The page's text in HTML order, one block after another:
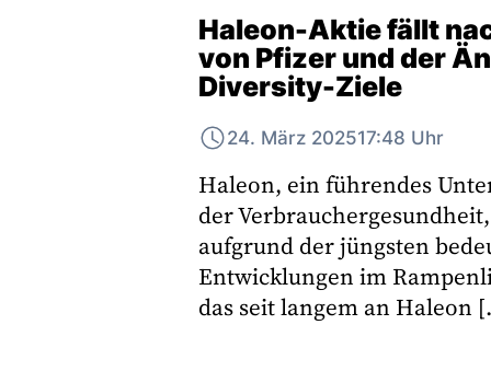
Haleon-Aktie fällt
von Pfizer und der
Diversity-Ziele
24. März 202517:48 Uhr
Haleon, ein führendes
der
aufgrund der jüngsten
Entwicklungen im
das seit langem an Haleon